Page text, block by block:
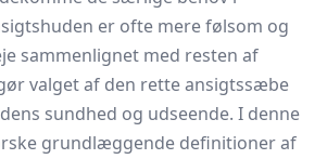
er ofte mere følsom og
sammenlignet med resten af
valget af den rette ansigtssæbe
sundhed og udseende. I denne
grundlæggende definitioner af